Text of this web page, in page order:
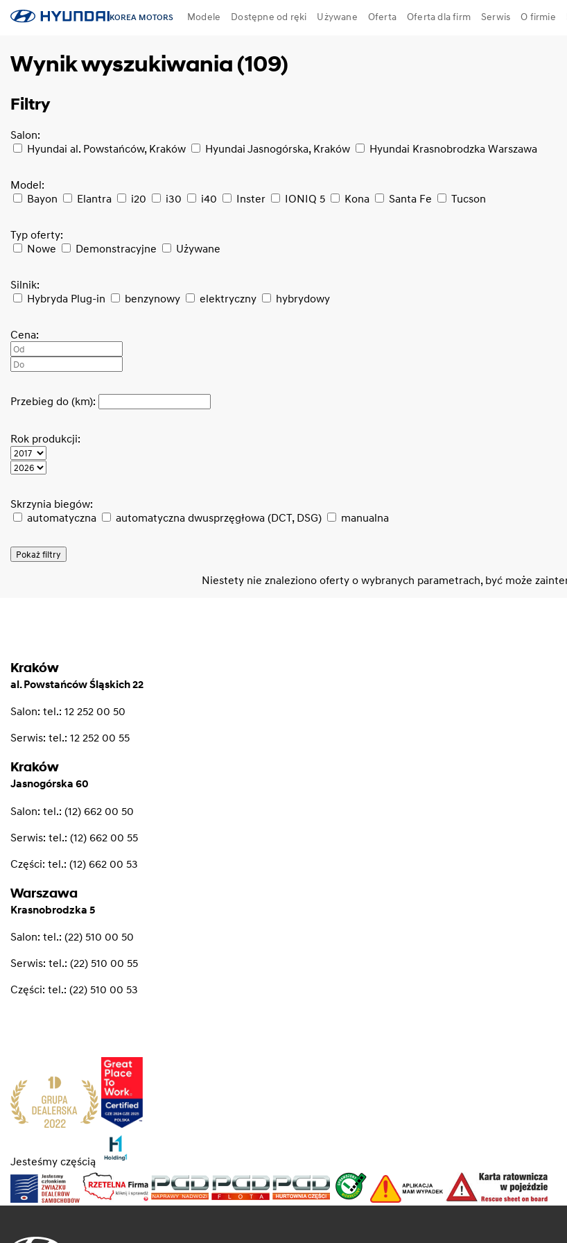
KOREA MOTORS Modele Dostępne od ręki Używane Oferta Oferta dla firm Serwis O firmie
Wynik wyszukiwania (109)
Filtry
Salon:
Hyundai al. Powstańców, Kraków
Hyundai Jasnogórska, Kraków Hyundai Krasnobrodzka Warszawa
Model:
Bayon
Elantra i20 i30 i40 Inster IONIQ 5 Kona Santa Fe Tucson
Typ oferty:
Nowe
Demonstracyjne Używane
Silnik:
Hybryda Plug-in
benzynowy elektryczny hybrydowy
Cena:
Przebieg do (km):
Rok produkcji:
Skrzynia biegów:
automatyczna
automatyczna dwusprzęgłowa (DCT, DSG) manualna
Pokaż filtry
Niestety nie znaleziono oferty o wybranych parametrach, być może
Kraków
al. Powstańców Śląskich 22
Salon: tel.: 12 252 00 50
Serwis: tel.: 12 252 00 55
Kraków
Jasnogórska 60
Salon: tel.: (12) 662 00 50
Serwis: tel.: (12) 662 00 55
Części: tel.: (12) 662 00 53
Warszawa
Krasnobrodzka 5
Salon: tel.: (22) 510 00 50
Serwis: tel.: (22) 510 00 55
Części: tel.: (22) 510 00 53
Jesteśmy częścią